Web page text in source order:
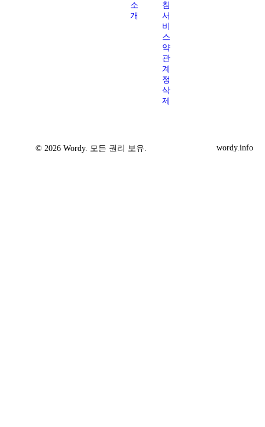
소
개
침
서
비
스
약
관
계
정
삭
제
© 2026 Wordy. 모든 권리 보유. wordy.info